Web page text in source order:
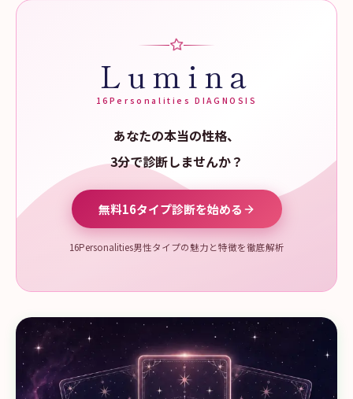
Lumina
16Personalities DIAGNOSIS
あなたの本当の性格、
3分で診断しませんか？
無料16タイプ診断を始める
16Personalities男性タイプの魅力と特徴を徹底解析